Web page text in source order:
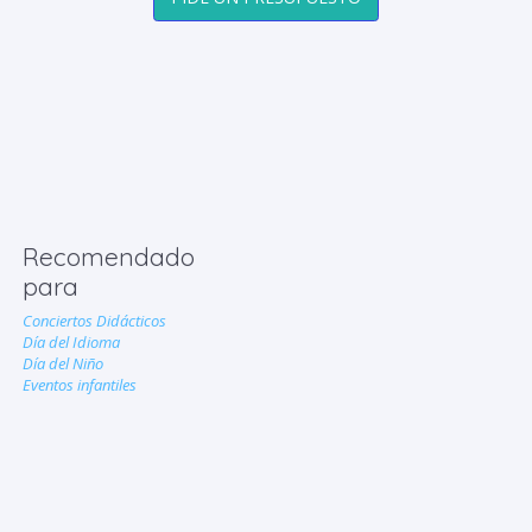
Recomendado
para
Conciertos Didácticos
Día del Idioma
Día del Niño
Eventos infantiles